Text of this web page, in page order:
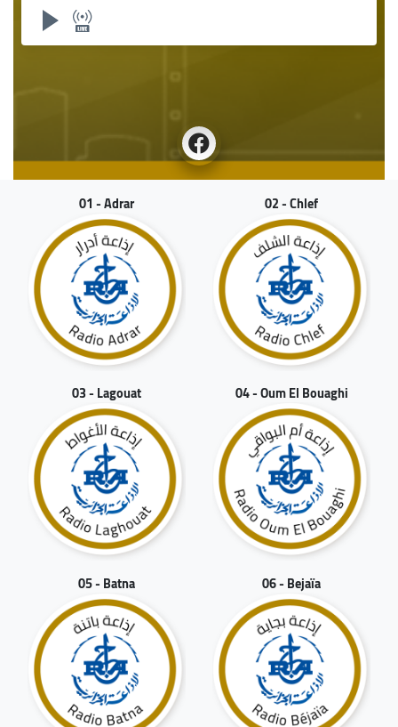
01 - Adrar 02 - Chlef
03 - Lagouat 04 - Oum El Bouaghi
05 - Batna 06 - Bejaïa